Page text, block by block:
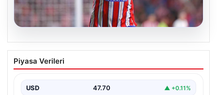
05.08.2026
Sörloth Transfer Yarışında Fenerbahçe
ve Beşiktaş Mücadelesi
sahne olurken, Süper Lig’in iki büyük devi,…
Piyasa Verileri
USD 47.70 ▲ +0.11%